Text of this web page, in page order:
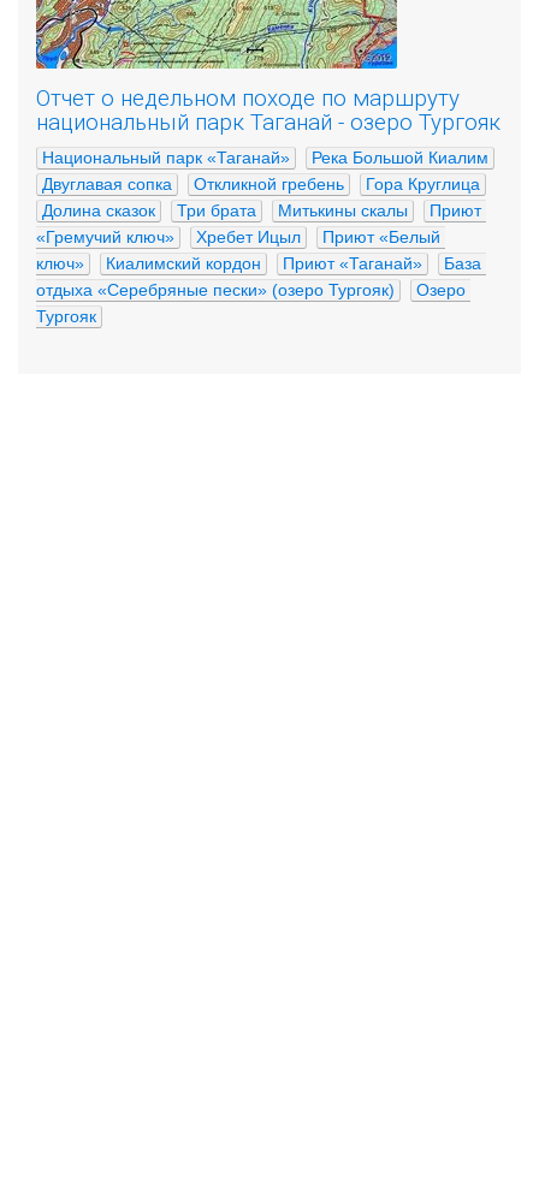
Отчет о недельном походе по маршруту
национальный парк Таганай - озеро Тургояк
Национальный парк «Таганай»
Река Большой Киалим
Двуглавая сопка
Откликной гребень
Гора Круглица
Долина сказок
Три брата Митькины скалы
Приют
«Гремучий ключ»
Хребет Ицыл
Приют «Белый
ключ»
Киалимский кордон Приют «Таганай»
База
отдыха «Серебряные пески» (озеро Тургояк)
Озеро
Тургояк